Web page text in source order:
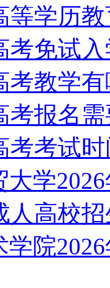
等学历
考免试
考教学
考报名
考考试
大学
人高校
院